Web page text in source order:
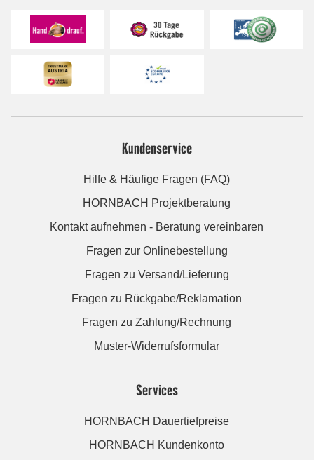
Kundenservice
Hilfe & Häufige Fragen (FAQ)
HORNBACH Projektberatung
Kontakt aufnehmen - Beratung vereinbaren
Fragen zur Onlinebestellung
Fragen zu Versand/Lieferung
Fragen zu Rückgabe/Reklamation
Fragen zu Zahlung/Rechnung
Muster-Widerrufsformular
Services
HORNBACH Dauertiefpreise
HORNBACH Kundenkonto